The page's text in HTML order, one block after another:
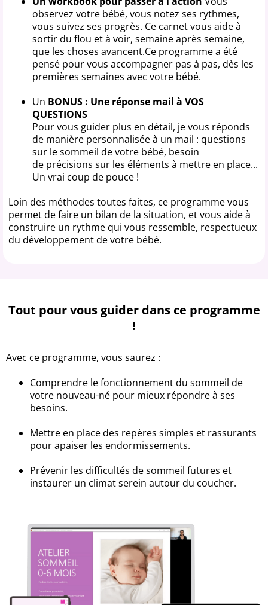
observez votre bébé, vous notez ses rythmes,
vous suivez ses progrès. Ce carnet vous aide à
sortir du flou et à voir, semaine après semaine,
que les choses avancent.Ce programme a été
pensé pour vous accompagner pas à pas, dès les
premières semaines avec votre bébé.
Un BONUS : Une réponse mail à VOS
QUESTIONS
Pour vous guider plus en détail, je vous réponds
de manière personnalisée à un mail : questions
sur le sommeil de votre bébé, besoin
de précisions sur les éléments à mettre en place...
Un vrai coup de pouce !
Loin des méthodes toutes faites, ce programme vous
permet de faire un bilan de la situation, et vous aide à
construire un rythme qui vous ressemble, respectueux
du développement de votre bébé.
Tout pour vous guider dans ce programme
!
Avec ce programme, vous saurez :
Comprendre le fonctionnement du sommeil de
votre nouveau-né pour mieux répondre à ses
besoins.
Mettre en place des repères simples et rassurants
pour apaiser les endormissements.
Prévenir les difficultés de sommeil futures et
instaurer un climat serein autour du coucher.